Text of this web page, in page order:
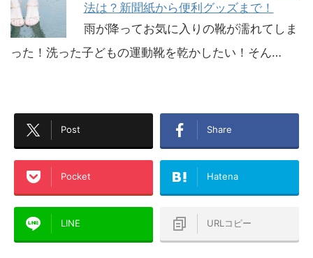
法は？新聞紙から便利グッズまで！
雨が降ってお気に入りの靴が濡れてしま
った！洗った子どもの運動靴を乾かしたい！そん…
Post Share
Pocket Hatena
LINE URLコピー